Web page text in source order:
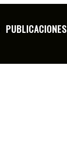
PUBLICACIONES